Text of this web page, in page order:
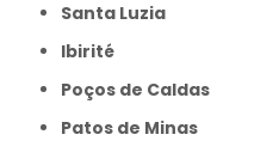
Santa Luzia
Ibirité
Poços de Caldas
Patos de Minas